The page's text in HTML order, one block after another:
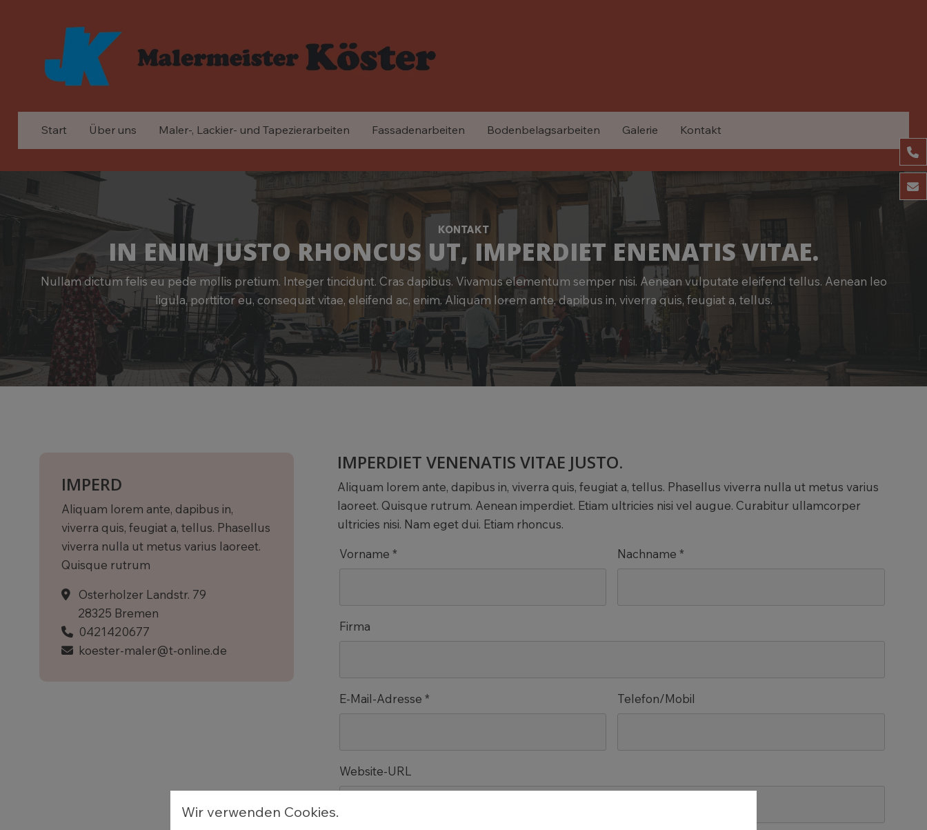
Start Über uns Maler-, Lackier- und Tapezierarbeiten Fassadenarbeiten Bodenbelagsarbeiten Galerie Kontakt
KONTAKT
IN ENIM JUSTO RHONCUS UT, IMPERDIET ENENATIS VITAE.
Nullam dictum felis eu pede mollis pretium. Integer tincidunt. Cras dapibus. Vivamus elementum semper nisi. Aenean vulputate eleifend tellus. Aenean leo
ligula, porttitor eu, consequat vitae, eleifend ac, enim. Aliquam lorem ante, dapibus in, viverra quis, feugiat a, tellus.
IMPERD
Aliquam lorem ante, dapibus in,
viverra quis, feugiat a, tellus. Phasellus
viverra nulla ut metus varius laoreet.
Quisque rutrum
Osterholzer Landstr. 79
28325 Bremen
0421420677
koester-maler@t-online.de
IMPERDIET VENENATIS VITAE JUSTO.
Aliquam lorem ante, dapibus in, viverra quis, feugiat a, tellus. Phasellus viverra nulla ut metus varius
laoreet. Quisque rutrum. Aenean imperdiet. Etiam ultricies nisi vel augue. Curabitur ullamcorper
ultricies nisi. Nam eget dui. Etiam rhoncus.
Vorname * Nachname *
Firma
E-Mail-Adresse * Telefon/Mobil
Website-URL
Wir verwenden Cookies.